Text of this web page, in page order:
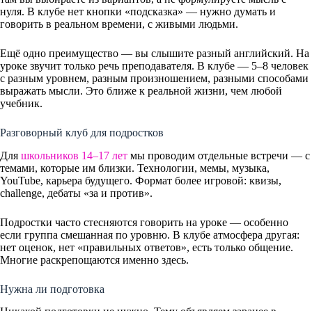
нуля. В клубе нет кнопки «подсказка» — нужно думать и
говорить в реальном времени, с живыми людьми.
Ещё одно преимущество — вы слышите разный английский. На
уроке звучит только речь преподавателя. В клубе — 5–8 человек
с разным уровнем, разным произношением, разными способами
выражать мысли. Это ближе к реальной жизни, чем любой
учебник.
Разговорный клуб для подростков
Для школьников 14–17 лет мы проводим отдельные встречи — с
темами, которые им близки. Технологии, мемы, музыка,
YouTube, карьера будущего. Формат более игровой: квизы,
challenge, дебаты «за и против».
Подростки часто стесняются говорить на уроке — особенно
если группа смешанная по уровню. В клубе атмосфера другая:
нет оценок, нет «правильных ответов», есть только общение.
Многие раскрепощаются именно здесь.
Нужна ли подготовка